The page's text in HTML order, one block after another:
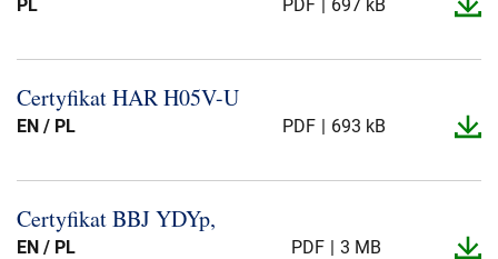
NKT ved første øyekast
Bærekraft
PL PDF 697 kB
Certyfikat HAR H05V-​U
EN / PL PDF 693 kB
Certyfikat BBJ YDYp,
EN / PL PDF 3 MB